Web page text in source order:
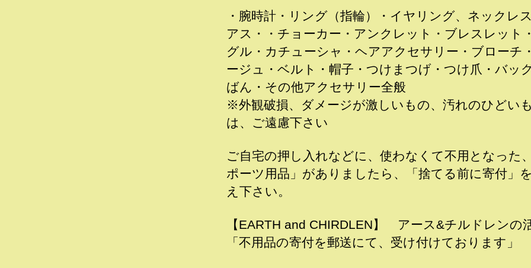
・腕時計・リング（指輪）・イヤリング、ネックレ
アス・・チョーカー・アンクレット・ブレスレット
グル・カチューシャ・ヘアアクセサリー・ブローチ
ージュ・ベルト・帽子・つけまつげ・つけ爪・バッ
ばん・その他アクセサリー全般
※外観破損、ダメージが激しいもの、汚れのひどい
は、ご遠慮下さい
ご自宅の押し入れなどに、使わなくて不用となった
ポーツ用品」がありましたら、「捨てる前に寄付」
え下さい。
【EARTH and CHIRDLEN】 アース&チルドレン
「不用品の寄付を郵送にて、受け付けております」